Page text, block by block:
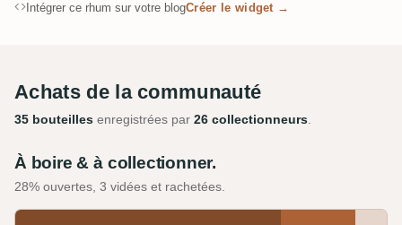
Intégrer ce rhum sur votre blogCréer le widget →
Achats de la communauté
35 bouteilles enregistrées par 26 collectionneurs.
À boire & à collectionner.
28% ouvertes, 3 vidées et rachetées.